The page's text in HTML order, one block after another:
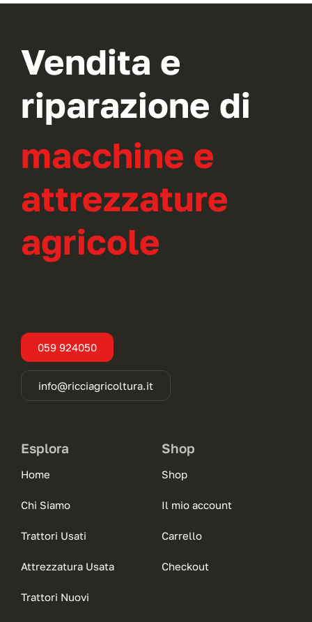
Vendita e
riparazione di
macchine e
attrezzature
agricole
059 924050
info@ricciagricoltura.it
Esplora
Home
Chi Siamo
Trattori Usati
Attrezzatura Usata
Trattori Nuovi
Shop
Shop
Il mio account
Carrello
Checkout